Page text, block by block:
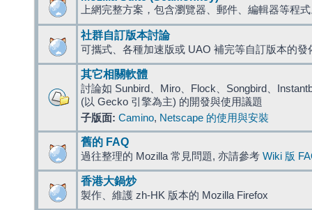
上網完整方案，包含瀏覽器、郵件、編輯器等程
社群自訂版本討論
可攜式、各種加速版或 UAO 補完等自訂版本的發
其它相關軟體
討論如 Sunbird、Miro、Flock、Songbird、
(以 Gecko 引擎為主) 的開發與使用議題
子版面: Camino, Netscape 的使用與安裝
舊的 FAQ
過往整理的 Mozilla 常見問題, 亦請參考 Wiki 版
香港大鍋炒
製作、維護 zh-HK 版本的 Mozilla Firefox